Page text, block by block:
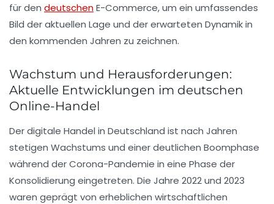
für den deutschenE-Commerce, um ein umfassendes
Bild der aktuellen Lage und der erwarteten Dynamik in
den kommenden Jahren zu zeichnen.
Wachstum und Herausforderungen:
Aktuelle Entwicklungen im deutschen
Online-Handel
Der digitale Handel in Deutschland ist nach Jahren
stetigen Wachstums und einer deutlichen Boomphase
während der Corona-Pandemie in eine Phase der
Konsolidierung eingetreten. Die Jahre 2022 und 2023
waren geprägt von erheblichen wirtschaftlichen